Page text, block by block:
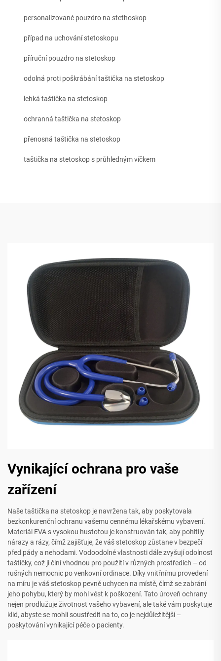
personalizované pouzdro na stethoskop
případ na uchování stetoskopu
příruční pouzdro na stetoskop
odolná proti poškrábání taštička na stetoskop
lehká taštička na stetoskop
ochranná taštička na stetoskop
přenosná taštička na stetoskop
taštička na stetoskop s průhledným víčkem
Vynikající ochrana pro vaše
zařízení
Naše taštička na stetoskop je navržena tak, aby poskytovala
bezkonkurenční ochranu vašemu cennému lékařskému vybavení.
Materiál EVA s vysokou hustotou je konstruován tak, aby pohltily
nárazy a rázy, čímž zajišťuje, že váš stetoskop zůstane v bezpečí
před pády a nehodami. Vodoodolné vlastnosti dále zvyšují odolnost
taštičky, což ji činí vhodnou pro použití v různých prostředích – od
rušných nemocnic po venkovní ordinace. Díky vnitřnímu provedení
na míru je váš stetoskop pevně uchycen na místě, čímž se zabrání
jeho pohybu, který by mohl vést k poškození. Tato úroveň ochrany
nejen prodlužuje životnost vašeho vybavení, ale také vám poskytuje
klid, abyste se mohli soustředit na to, co je nejdůležitější –
poskytování vynikající péče o pacienty.